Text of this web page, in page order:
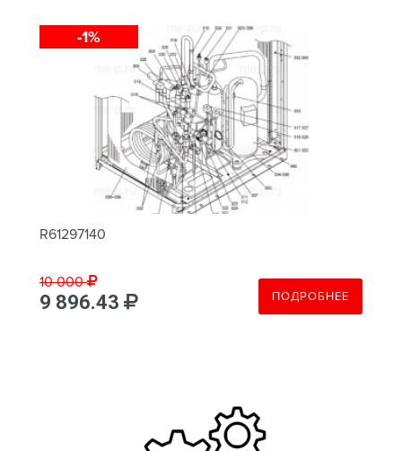
-1%
R61297140
10 000
9 896.43 ПОДРОБНЕЕ